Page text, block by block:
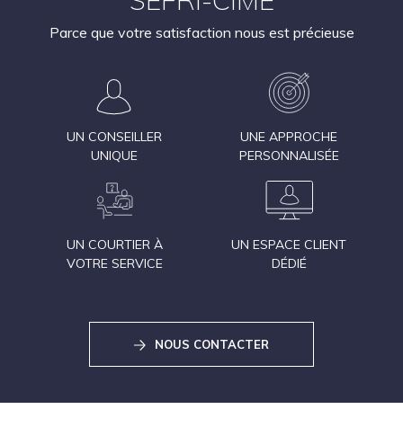
Parce que votre satisfaction nous est précieuse
UN CONSEILLER
UNIQUE
UNE APPROCHE
PERSONNALISÉE
UN COURTIER À
VOTRE SERVICE
UN ESPACE CLIENT
DÉDIÉ
NOUS CONTACTER